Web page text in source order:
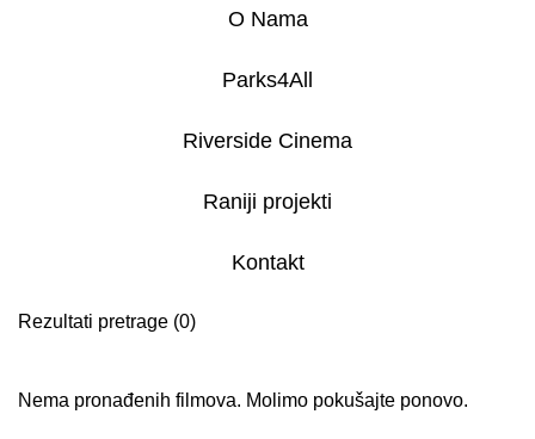
O Nama
Parks4All
Riverside Cinema
Raniji projekti
Kontakt
Rezultati pretrage (0)
Nema pronađenih filmova. Molimo pokušajte ponovo.